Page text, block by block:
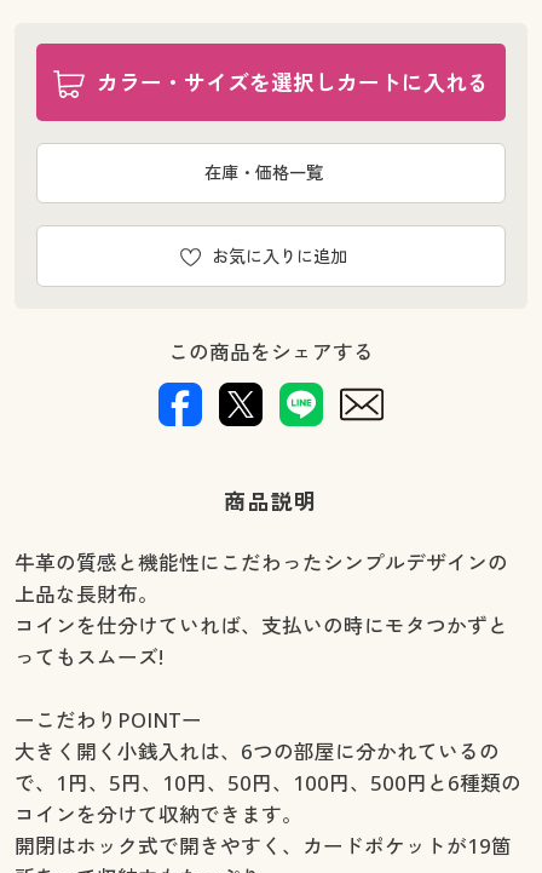
カラー・サイズを選択しカートに入れる
お気に入りに追加
在庫・価格一覧
この商品をシェアする
商品説明
牛革の質感と機能性にこだわったシンプルデザインの
上品な長財布。
コインを仕分けていれば、支払いの時にモタつかずと
ってもスムーズ!
ーこだわりPOINTー
大きく開く小銭入れは、6つの部屋に分かれているの
で、1円、5円、10円、50円、100円、500円と6種類の
コインを分けて収納できます。
開閉はホック式で開きやすく、カードポケットが19箇